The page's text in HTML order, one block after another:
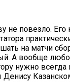
не повезло. Его
на матчи
А вообще
нужно всегда